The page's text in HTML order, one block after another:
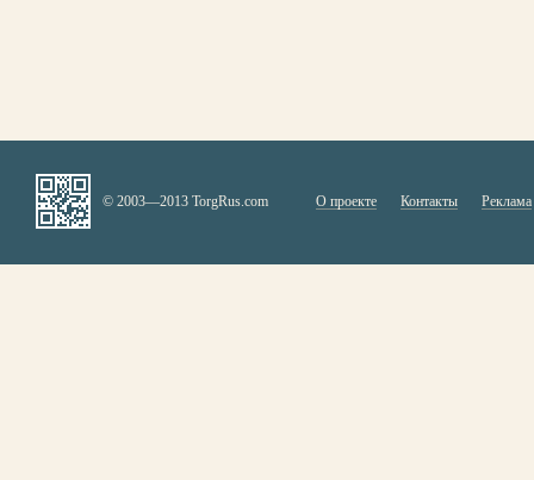
© 2003—2013 TorgRus.com О проекте Контакты Реклама